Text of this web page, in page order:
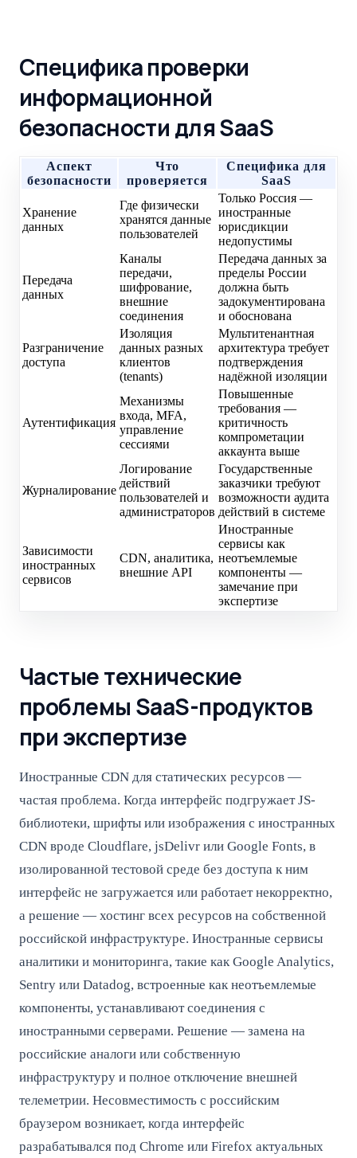
Специфика проверки
информационной
безопасности для SaaS
Аспект
безопасности
Что
проверяется
Специфика для
SaaS
Хранение
данных
Где физически
хранятся данные
пользователей
Только Россия —
иностранные
юрисдикции
недопустимы
Передача
данных
Каналы
передачи,
шифрование,
внешние
соединения
Передача данных за
пределы России
должна быть
задокументирована
и обоснована
Разграничение
доступа
Изоляция
данных разных
клиентов
(tenants)
Мультитенантная
архитектура требует
подтверждения
надёжной изоляции
Аутентификация
Механизмы
входа, MFA,
управление
сессиями
Повышенные
требования —
критичность
компрометации
аккаунта выше
Журналирование
Логирование
действий
пользователей и
администраторов
Государственные
заказчики требуют
возможности аудита
действий в системе
Зависимости
иностранных
сервисов
CDN, аналитика,
внешние API
Иностранные
сервисы как
неотъемлемые
компоненты —
замечание при
экспертизе
Частые технические
проблемы SaaS-продуктов
при экспертизе
Иностранные CDN для статических ресурсов —
частая проблема. Когда интерфейс подгружает JS-
библиотеки, шрифты или изображения с иностранных
CDN вроде Cloudflare, jsDelivr или Google Fonts, в
изолированной тестовой среде без доступа к ним
интерфейс не загружается или работает некорректно,
а решение — хостинг всех ресурсов на собственной
российской инфраструктуре. Иностранные сервисы
аналитики и мониторинга, такие как Google Analytics,
Sentry или Datadog, встроенные как неотъемлемые
компоненты, устанавливают соединения с
иностранными серверами. Решение — замена на
российские аналоги или собственную
инфраструктуру и полное отключение внешней
телеметрии. Несовместимость с российским
браузером возникает, когда интерфейс
разрабатывался под Chrome или Firefox актуальных